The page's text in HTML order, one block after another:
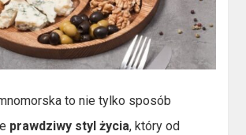
to nie tylko sposób
prawdziwy styl życia, który od